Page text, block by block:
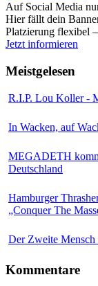
Auf Social Media
Hier fällt dein
Platzierung flexibel
Jetzt informieren
Meistgelesen
R.I.P. Lou Koller -
In Wacken, auf
MEGADETH
Deutschland
Hamburger
„Conquer The
Der Zweite Mensch
Kommentare